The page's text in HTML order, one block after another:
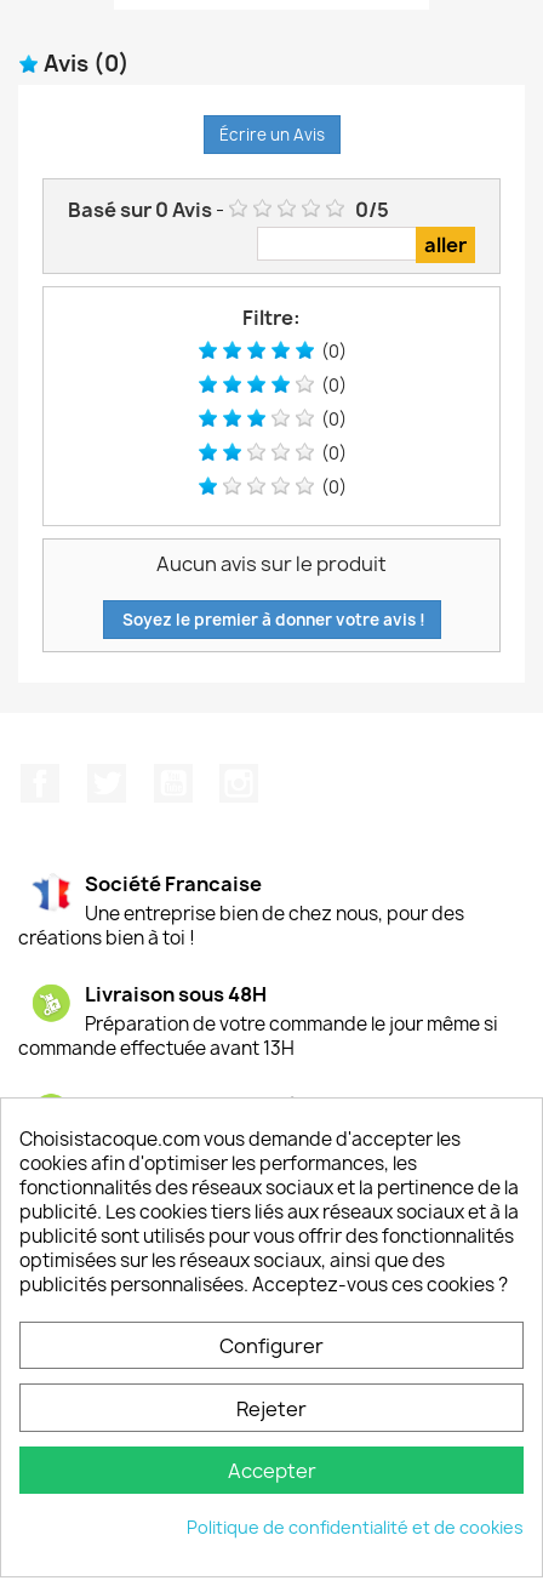
Avis (0)
Écrire un Avis
Basé sur0Avis- 0/5
Filtre:
(0)
(0)
(0)
(0)
(0)
Aucun avis sur le produit
Soyez le premier à donner votre avis !
Société Francaise
Une entreprise bien de chez nous, pour des
créations bien à toi !
Livraison sous 48H
Préparation de votre commande le jour même si
commande effectuée avant 13H
Satisfaction de nos clients
Depuis 2009, entre 92% et 94% de nos clients
sont satisfaits de nos produits
Un SAV à votre écoute
Notre SAV est disponible 6/7J de 10h à 18H
keyboard_arrow_down
© 2026 - choisistacoque.com
Choisistacoque.com vous demande d'accepter les
cookies afin d'optimiser les performances, les
fonctionnalités des réseaux sociaux et la pertinence de la
publicité. Les cookies tiers liés aux réseaux sociaux et à la
publicité sont utilisés pour vous offrir des fonctionnalités
optimisées sur les réseaux sociaux, ainsi que des
publicités personnalisées. Acceptez-vous ces cookies ?
Configurer
Rejeter
Accepter
Politique de confidentialité et de cookies